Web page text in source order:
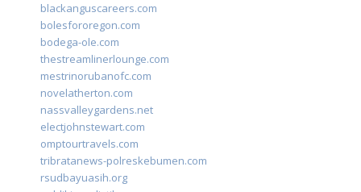
blackanguscareers.com
bolesfororegon.com
bodega-ole.com
thestreamlinerlounge.com
mestrinorubanofc.com
novelatherton.com
nassvalleygardens.net
electjohnstewart.com
omptourtravels.com
tribratanews-polreskebumen.com
rsudbayuasih.org